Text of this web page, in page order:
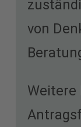
von
Weitere